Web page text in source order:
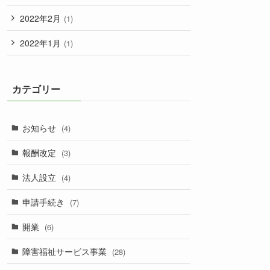
2022年2月 (1)
2022年1月 (1)
カテゴリー
お知らせ (4)
報酬改定 (3)
法人設立 (4)
申請手続き (7)
開業 (6)
障害福祉サービス事業 (28)